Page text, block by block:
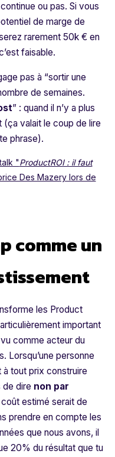
ou pas. Si vous
de marge de
rarement 50k € en
faisable.
pas à “sortir une
de semaines.
” : quand il n’y a plus
(ça valait le coup de lire
phrase).
"ProductROI : il faut
Des Mazery lors de
comme un
les Product
important
comme acteur du
Lorsqu’une personne
à tout prix construire
de dire non par
coût estimé serait de
prendre en compte les
que nous avons, il
20% du résultat que tu